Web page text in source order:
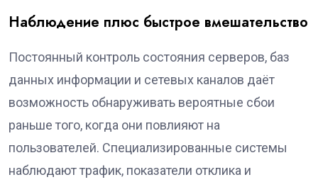
Наблюдение плюс быстрое вмешательство
Постоянный контроль состояния серверов, баз
данных информации и сетевых каналов даёт
возможность обнаруживать вероятные сбои
раньше того, когда они повлияют на
пользователей. Специализированные системы
наблюдают трафик, показатели отклика и